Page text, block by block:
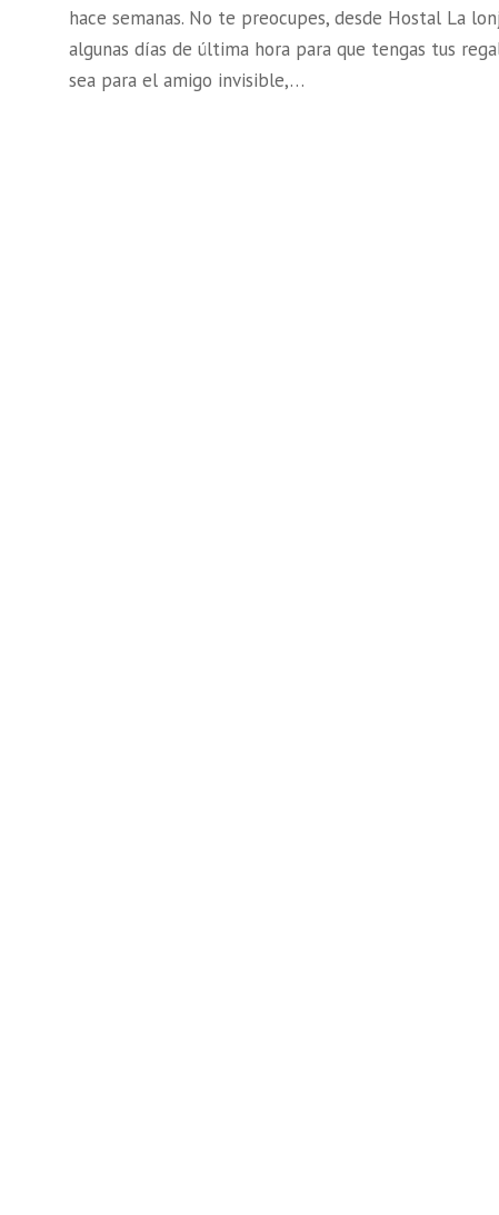
hace semanas. No te preocupes, desde Hostal La
algunas días de última hora para que tengas tus
sea para el amigo invisible,…